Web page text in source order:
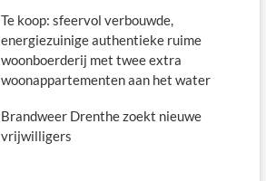
Te koop: sfeervol verbouwde,
energiezuinige authentieke ruime
woonboerderij met twee extra
woonappartementen aan het water
Brandweer Drenthe zoekt nieuwe
vrijwilligers